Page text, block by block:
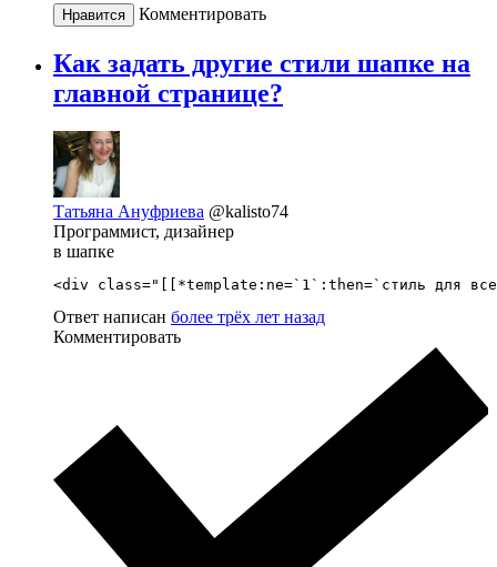
Нравится Комментировать
Как задать другие стили шапке на
главной странице?
Татьяна Ануфриева @kalisto74
Программист, дизайнер
в шапке
<div class="[[*template:ne=`1`:then=`стиль для
Ответ написан более трёх лет назад
Комментировать